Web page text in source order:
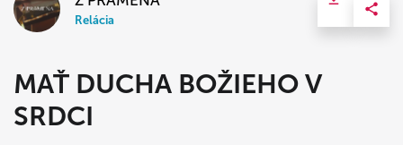
Relácia
MAŤ DUCHA BOŽIEHO V
SRDCI